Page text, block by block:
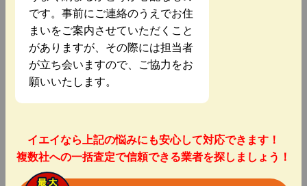
です。事前にご連絡のうえでお住
まいをご案内させていただくこと
がありますが、その際には担当者
が立ち会いますので、ご協力をお
願いいたします。
イエイなら上記の悩みにも安心して対応できます！
複数社への一括査定で信頼できる業者を探しましょう！